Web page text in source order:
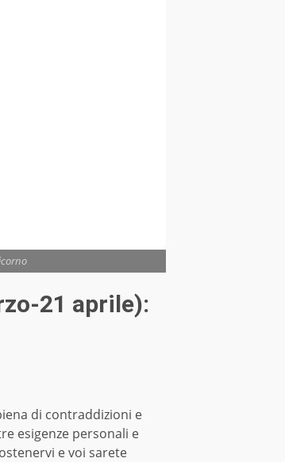
21 aprile):
di contraddizioni e
esigenze personali e
e voi sarete